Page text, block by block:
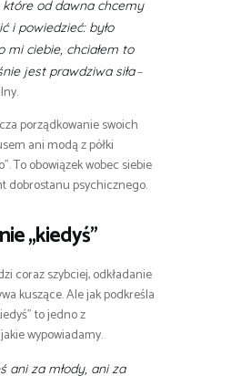
od dawna chcemy
i powiedzieć: było
mi ciebie, chciałem to
jest prawdziwa siła–
porządkowanie swoich
ani modą z półki
To obowiązek wobec siebie
dobrostanu psychicznego.
„kiedyś”
coraz szybciej, odkładanie
kuszące. Ale jak podkreśla
to jedno z
wypowiadamy.
ani za młody, ani za